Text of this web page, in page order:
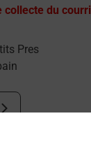
collecte du
Pres